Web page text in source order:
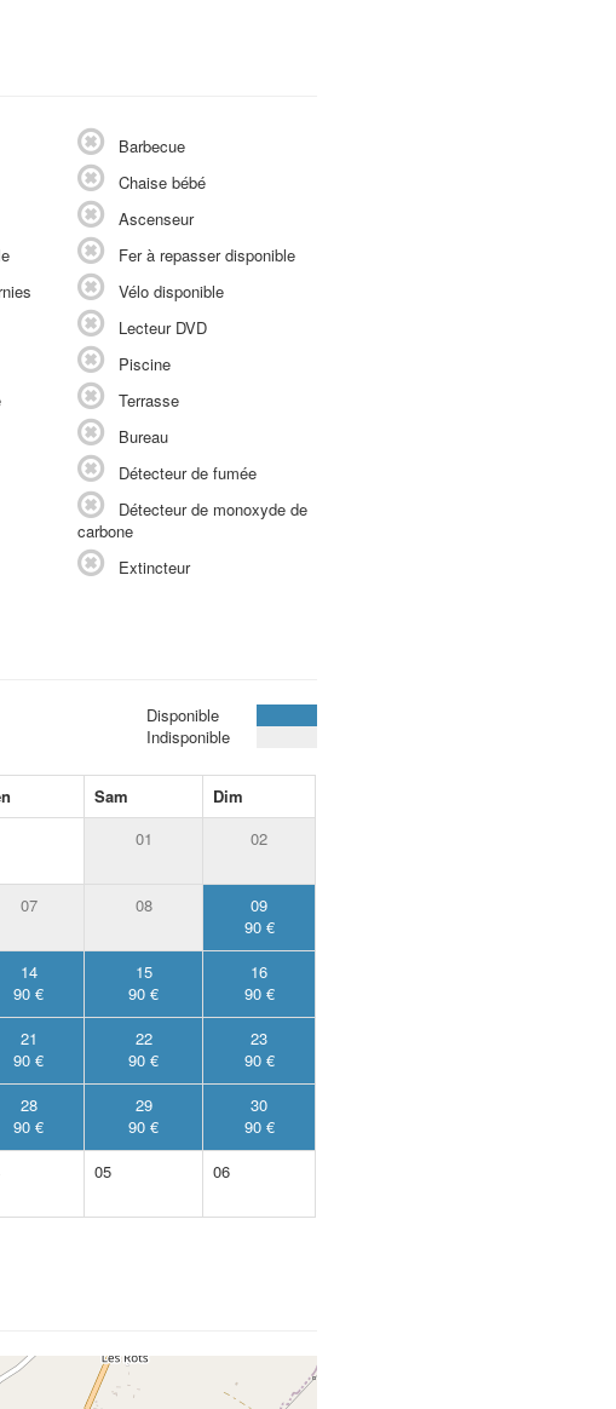
Barbecue
Chaise bébé
Ascenseur
Fer à repasser disponible
Vélo disponible
Lecteur DVD
Piscine
Terrasse
Bureau
Détecteur de fumée
Détecteur de monoxyde de
carbone
Extincteur
Disponible
Indisponible
Sam
Dim
01 02
07 08
09
90 €
14
90 €
15
90 €
16
90 €
21
90 €
22
90 €
23
90 €
28
90 €
29
90 €
30
90 €
05 06